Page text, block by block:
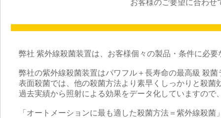
お客様のご要望に合わせ
弊社 紫外線殺菌装置は、お客様個々の製品・条件に必
弊社の紫外線殺菌装置はパワフル＋長寿命の最高級 殺
表面殺菌では、他の殺菌方法より素早くしっかりと殺菌
過去実績から照射による効果をデータ化していますので
「オートメーションに最も適した殺菌方法＝紫外線殺菌